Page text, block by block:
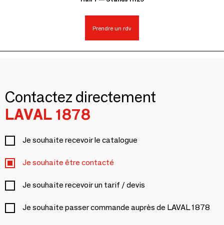
Prendre un rdv
Contactez directement
LAVAL 1878
Je souhaite recevoir le catalogue
Je souhaite être contacté
Je souhaite recevoir un tarif / devis
Je souhaite passer commande auprès de LAVAL 1878